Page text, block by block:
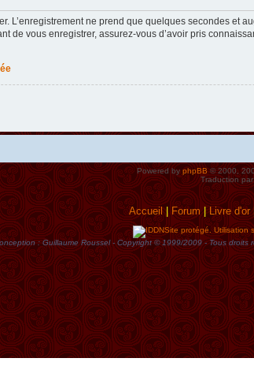
L’enregistrement ne prend que quelques secondes et
de vous enregistrer, assurez-vous d’avoir pris
Powered byphpBB© 2000,
Traduction
Accueil| Forum|Livre d'or
Site protégé. Utilisation
: Guillaume Roussel - Copyright © 1999/2009 - Tous